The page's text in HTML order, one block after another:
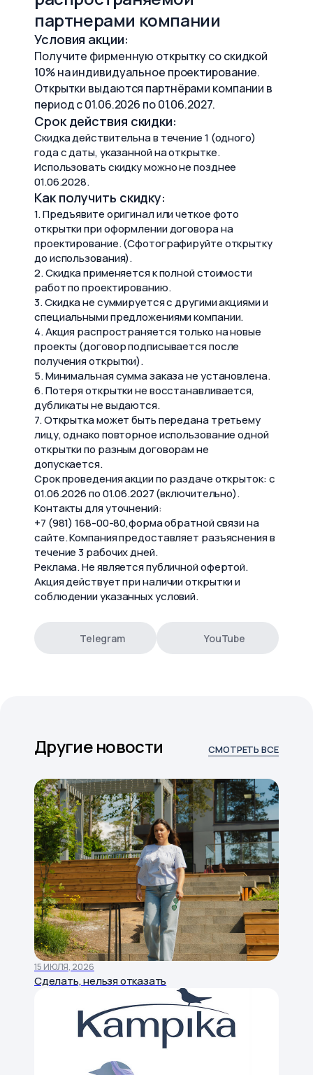
партнерами компании
Условия акции:
Получите фирменную открытку со скидкой
10% на индивидуальное проектирование.
Открытки выдаются партнёрами компании в
период с 01.06.2026 по 01.06.2027.
Срок действия скидки:
Скидка действительна в течение 1 (одного)
года с даты, указанной на открытке.
Использовать скидку можно не позднее
01.06.2028.
Как получить скидку:
1. Предъявите оригинал или четкое фото
открытки при оформлении договора на
проектирование. (Сфотографируйте открытку
до использования).
2. Скидка применяется к полной стоимости
работ по проектированию.
3. Скидка не суммируется с другими акциями и
специальными предложениями компании.
4. Акция распространяется только на новые
проекты (договор подписывается после
получения открытки).
5. Минимальная сумма заказа не установлена.
6. Потеря открытки не восстанавливается,
дубликаты не выдаются.
7. Открытка может быть передана третьему
лицу, однако повторное использование одной
открытки по разным договорам не
допускается.
Срок проведения акции по раздаче открыток: с
01.06.2026 по 01.06.2027 (включительно).
Контакты для уточнений:
+7 (981) 168-00-80,форма обратной связи на
сайте. Компания предоставляет разъяснения в
течение 3 рабочих дней.
Реклама. Не является публичной офертой.
Акция действует при наличии открытки и
соблюдении указанных условий.
Telegram YouTube
Другие новости СМОТРЕТЬ ВСЕ
15 ИЮЛЯ, 2026
Cделать, нельзя отказать